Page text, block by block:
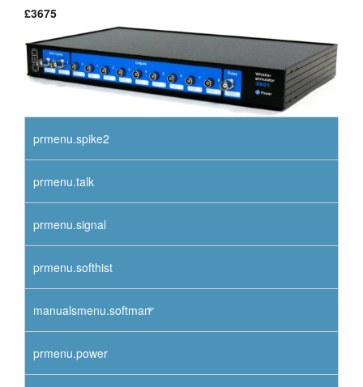
£3675
prmenu.spike2
prmenu.talk
prmenu.signal
prmenu.softhist
manualsmenu.softman
prmenu.power